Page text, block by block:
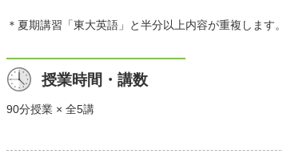
＊夏期講習「東大英語」と半分以上内容が重複します
授業時間・講数
90分授業 × 全5講